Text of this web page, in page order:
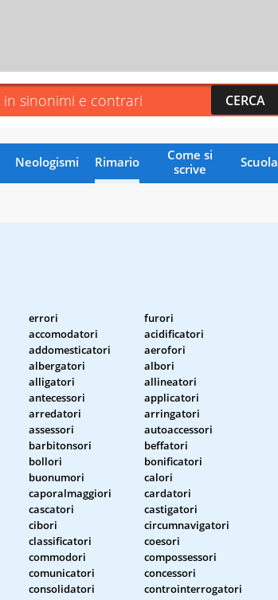
Neologismi Rimario
Come si
scrive
Scuola
errori
furori
accomodatori
acidificatori
addomesticatori
aerofori
albergatori
albori
alligatori
allineatori
antecessori
applicatori
arredatori
arringatori
assessori
autoaccessori
barbitonsori
beffatori
bollori
bonificatori
buonumori
calori
caporalmaggiori
cardatori
cascatori
castigatori
cibori
circumnavigatori
classificatori
coesori
commodori
compossessori
comunicatori
concessori
consolidatori
controinterrogatori